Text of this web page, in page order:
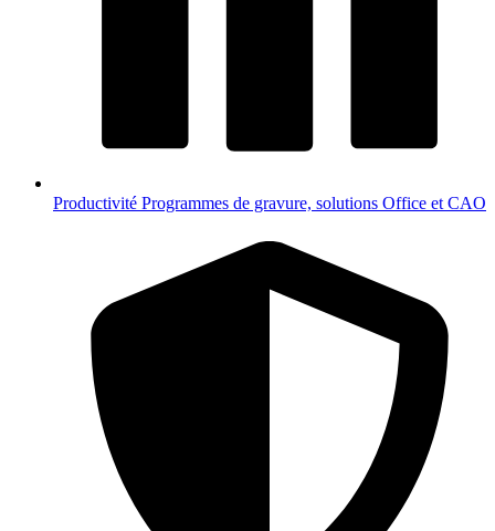
Productivité Programmes de gravure, solutions Office et CAO